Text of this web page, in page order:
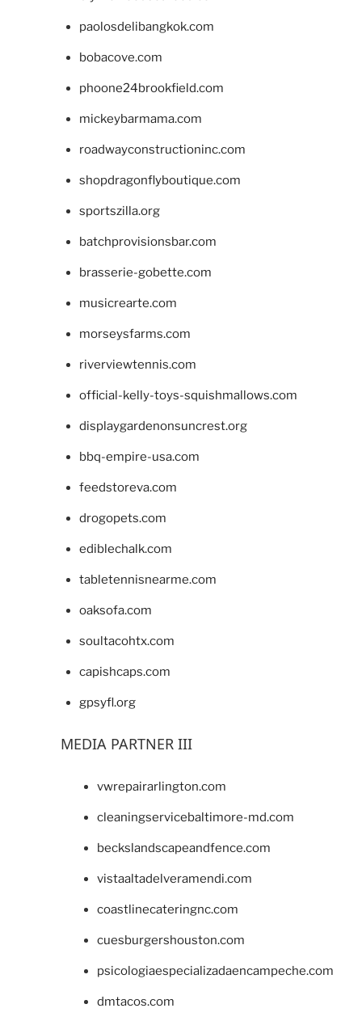
paolosdelibangkok.com
bobacove.com
phoone24brookfield.com
mickeybarmama.com
roadwayconstructioninc.com
shopdragonflyboutique.com
sportszilla.org
batchprovisionsbar.com
brasserie-gobette.com
musicrearte.com
morseysfarms.com
riverviewtennis.com
official-kelly-toys-squishmallows.com
displaygardenonsuncrest.org
bbq-empire-usa.com
feedstoreva.com
drogopets.com
ediblechalk.com
tabletennisnearme.com
oaksofa.com
soultacohtx.com
capishcaps.com
gpsyfl.org
MEDIA PARTNER III
vwrepairarlington.com
cleaningservicebaltimore-md.com
beckslandscapeandfence.com
vistaaltadelveramendi.com
coastlinecateringnc.com
cuesburgershouston.com
psicologiaespecializadaencampeche.com
dmtacos.com